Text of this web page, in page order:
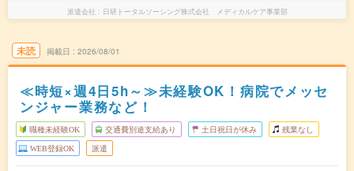
派遣会社 日研トータルソーシング株式会社 メディカルケア事業部
未読 掲載日 2026/08/01
≪時短×週4日5h～≫未経験OK！病院でメッセ
ンジャー業務など！
職種未経験OK 交通費別途支給あり 土日祝日が休み 残業なし
WEB登録OK 派遣